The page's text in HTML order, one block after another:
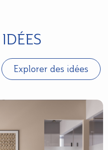
Explorer des idées